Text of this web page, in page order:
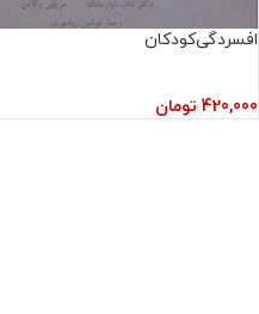
افسردگی‌کودکان
420,000 تومان